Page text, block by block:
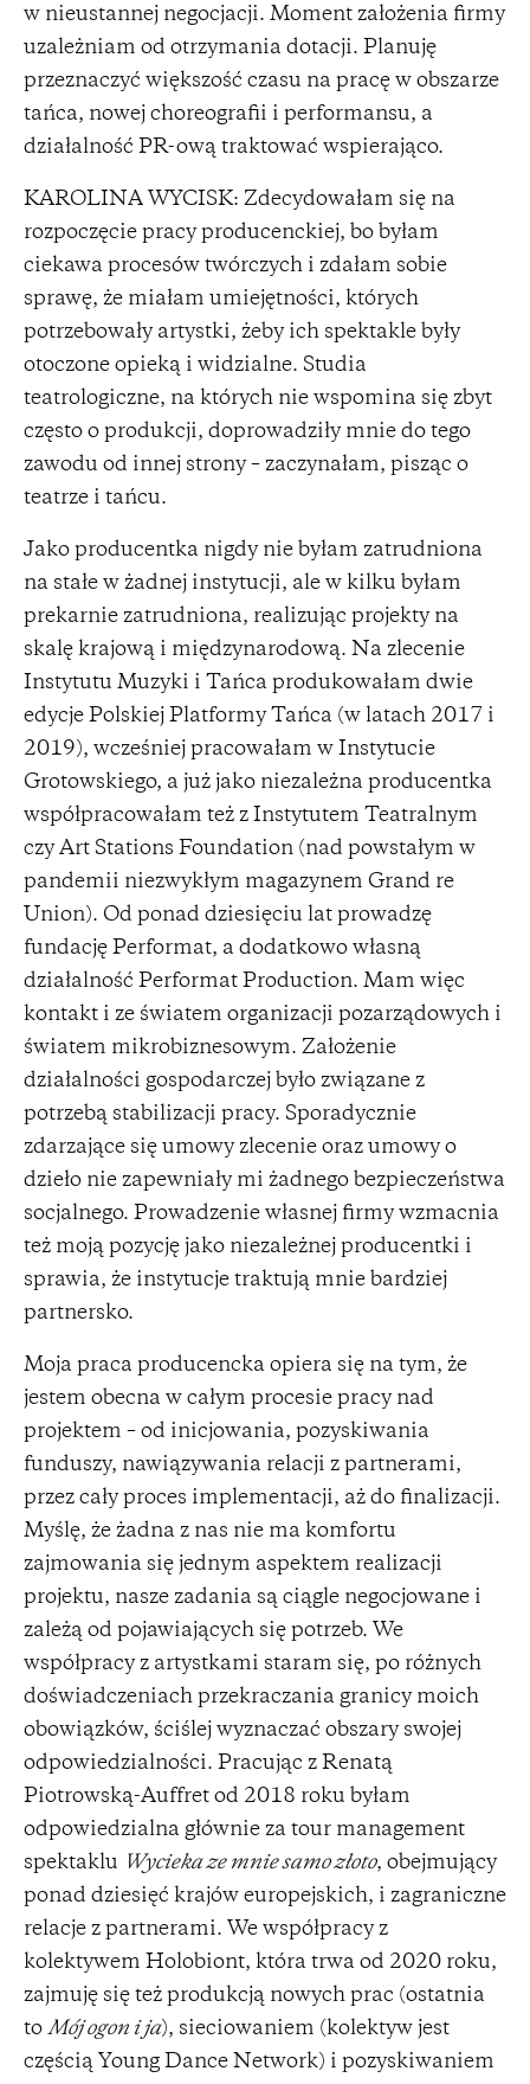
w nieustannej negocjacji. Moment założenia firmy
uzależniam od otrzymania dotacji. Planuję
przeznaczyć większość czasu na pracę w obszarze
tańca, nowej choreografii i performansu, a
działalność PR-ową traktować wspierająco.
KAROLINA WYCISK: Zdecydowałam się na
rozpoczęcie pracy producenckiej, bo byłam
ciekawa procesów twórczych i zdałam sobie
sprawę, że miałam umiejętności, których
potrzebowały artystki, żeby ich spektakle były
otoczone opieką i widzialne. Studia
teatrologiczne, na których nie wspomina się zbyt
często o produkcji, doprowadziły mnie do tego
zawodu od innej strony – zaczynałam, pisząc o
teatrze i tańcu.
Jako producentka nigdy nie byłam zatrudniona
na stałe w żadnej instytucji, ale w kilku byłam
prekarnie zatrudniona, realizując projekty na
skalę krajową i międzynarodową. Na zlecenie
Instytutu Muzyki i Tańca produkowałam dwie
edycje Polskiej Platformy Tańca (w latach 2017 i
2019), wcześniej pracowałam w Instytucie
Grotowskiego, a już jako niezależna producentka
współpracowałam też z Instytutem Teatralnym
czy Art Stations Foundation (nad powstałym w
pandemii niezwykłym magazynem Grand re
Union). Od ponad dziesięciu lat prowadzę
fundację Performat, a dodatkowo własną
działalność Performat Production. Mam więc
kontakt i ze światem organizacji pozarządowych i
światem mikrobiznesowym. Założenie
działalności gospodarczej było związane z
potrzebą stabilizacji pracy. Sporadycznie
zdarzające się umowy zlecenie oraz umowy o
dzieło nie zapewniały mi żadnego bezpieczeństwa
socjalnego. Prowadzenie własnej firmy wzmacnia
też moją pozycję jako niezależnej producentki i
sprawia, że instytucje traktują mnie bardziej
partnersko.
Moja praca producencka opiera się na tym, że
jestem obecna w całym procesie pracy nad
projektem – od inicjowania, pozyskiwania
funduszy, nawiązywania relacji z partnerami,
przez cały proces implementacji, aż do finalizacji.
Myślę, że żadna z nas nie ma komfortu
zajmowania się jednym aspektem realizacji
projektu, nasze zadania są ciągle negocjowane i
zależą od pojawiających się potrzeb. We
współpracy z artystkami staram się, po różnych
doświadczeniach przekraczania granicy moich
obowiązków, ściślej wyznaczać obszary swojej
odpowiedzialności. Pracując z Renatą
Piotrowską-Auffret od 2018 roku byłam
odpowiedzialna głównie za tour management
spektaklu
Wycieka ze mnie samo złoto, obejmujący
ponad dziesięć krajów europejskich, i zagraniczne
relacje z partnerami. We współpracy z
kolektywem Holobiont, która trwa od 2020 roku,
zajmuję się też produkcją nowych prac (ostatnia
to Mój ogon i ja), sieciowaniem (kolektyw jest
częścią Young Dance Network) i pozyskiwaniem